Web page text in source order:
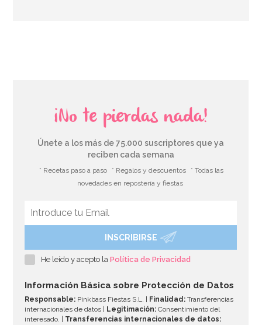
Molde de Silicona Gingerbread House & Santa
¡No te pierdas nada!
Únete a los más de 75.000 suscriptores que ya
reciben cada semana
* Recetas paso a paso * Regalos y descuentos
* Todas las
novedades en repostería y fiestas
INSCRIBIRSE
He leído y acepto laPolítica de Privacidad
Información Básica sobre Protección de Datos
Responsable: Pinkbass Fiestas S.L. | Finalidad: Transferencias
internacionales de datos |
Legitimación: Consentimiento del
interesado. | Transferencias internacionales de datos: